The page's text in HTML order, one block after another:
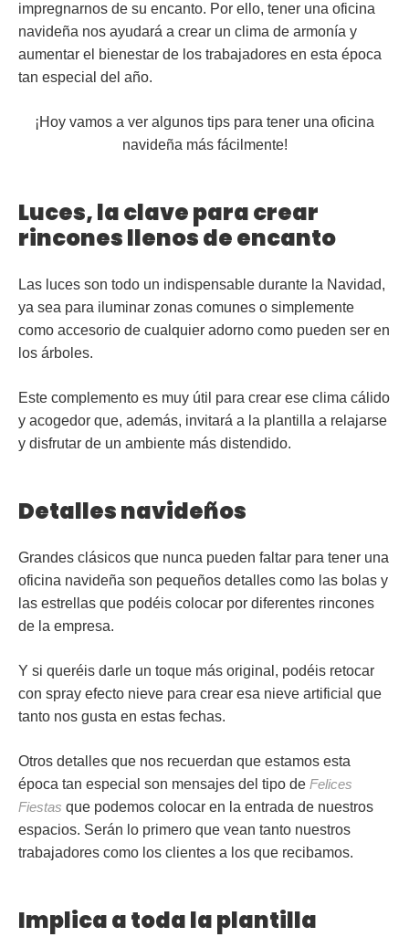
impregnarnos de su encanto. Por ello, tener una oficina
navideña nos ayudará a crear un clima de armonía y
aumentar el bienestar de los trabajadores en esta época
tan especial del año.
¡Hoy vamos a ver algunos tips para tener una oficina
navideña más fácilmente!
Luces, la clave para crear
rincones llenos de encanto
Las luces son todo un indispensable durante la Navidad,
ya sea para iluminar zonas comunes o simplemente
como accesorio de cualquier adorno como pueden ser en
los árboles.
Este complemento es muy útil para crear ese clima cálido
y acogedor que, además, invitará a la plantilla a relajarse
y disfrutar de un ambiente más distendido.
Detalles navideños
Grandes clásicos que nunca pueden faltar para tener una
oficina navideña son pequeños detalles como las bolas y
las estrellas que podéis colocar por diferentes rincones
de la empresa.
Y si queréis darle un toque más original, podéis retocar
con spray efecto nieve para crear esa nieve artificial que
tanto nos gusta en estas fechas.
Otros detalles que nos recuerdan que estamos esta
época tan especial son mensajes del tipo de Felices
Fiestas que podemos colocar en la entrada de nuestros
espacios. Serán lo primero que vean tanto nuestros
trabajadores como los clientes a los que recibamos.
Implica a toda la plantilla